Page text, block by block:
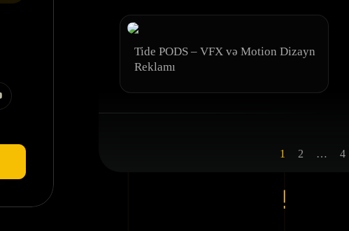
Tide PODS – VFX və Motion Dizayn
Reklamı
1 2 … 4